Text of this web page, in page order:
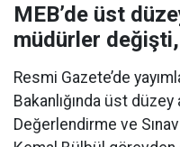
MEB’de üst
müdürler
Resmi Gazete’de
Bakanlığında üst düzey
Değerlendirme ve